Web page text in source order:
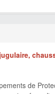
de